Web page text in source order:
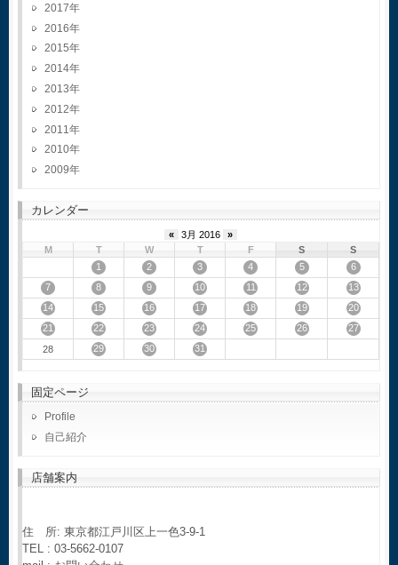
2017
2016
2015
2014
2013
2012
2011
2010
2009
カレンダー
« 3月 2016
»
M
T W T F S
S
1
2 3 4 5
6
7
8 9 10 11 12
13
14
15 16 17 18 19
20
21
22 23 24 25 26
27
28
29 30 31
固定ページ
Profile
自己紹介
店舗案内
住 所: 東京都江戸川区上一色3-9-1
TEL : 03-5662-0107